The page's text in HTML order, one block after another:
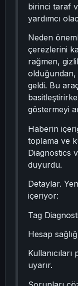
birinci taraf
yardımcı
Neden
çerezlerini
rağmen,
geldi. Bu
göstermeyi
Haberin
toplama ve
Diagnostics
duyurdu.
Detaylar.
içeriyor:
Tag
Hesap
uyarır.